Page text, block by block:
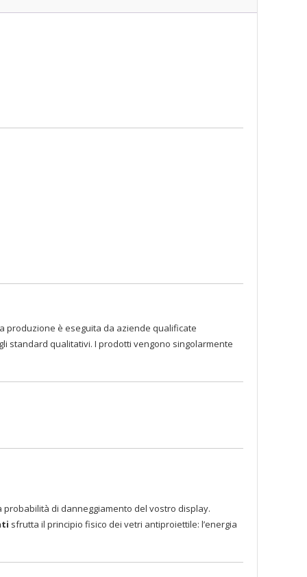
produzione è eseguita da aziende qualificate
standard qualitativi. I prodotti vengono singolarmente
probabilità di danneggiamento del vostro display.
sfrutta il principio fisico dei vetri antiproiettile: l’energia